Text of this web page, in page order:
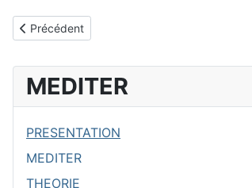
Article précédent : REPLAY
Précédent
MEDITER
PRESENTATION
MEDITER
THEORIE